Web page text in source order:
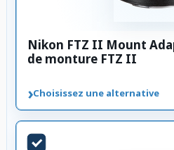
Nikon FTZ II Mount
de monture FTZ II
›Choisissez une alternative